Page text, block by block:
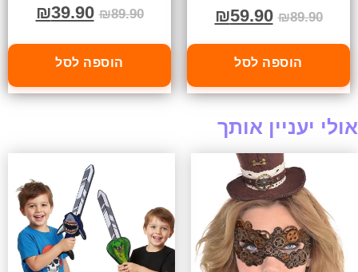
₪89.90
₪59.90
הוספה לסל
₪89.90
₪39.90
הוספה לסל
אולי יעניין אותך